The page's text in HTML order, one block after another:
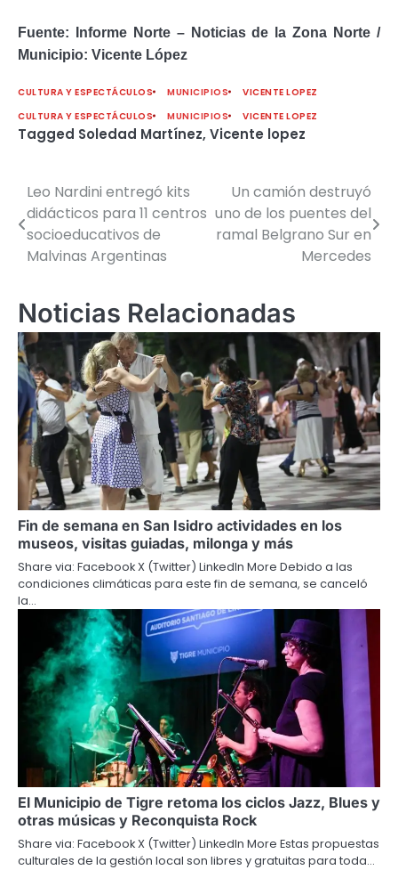
Fuente: Informe Norte – Noticias de la Zona Norte /
Municipio: Vicente López
CULTURA Y ESPECTÁCULOS MUNICIPIOS
VICENTE LOPEZ
CULTURA Y ESPECTÁCULOS
MUNICIPIOS VICENTE LOPEZ
Tagged Soledad Martínez, Vicente lopez
Navegación
de
entradas
Leo Nardini entregó kits
didácticos para 11 centros
socioeducativos de
Malvinas Argentinas
Un camión destruyó
uno de los puentes del
ramal Belgrano Sur en
Mercedes
Noticias Relacionadas
Fin de semana en San Isidro actividades en los
museos, visitas guiadas, milonga y más
Share via: Facebook X (Twitter) LinkedIn More Debido a las
condiciones climáticas para este fin de semana, se canceló
la…
El Municipio de Tigre retoma los ciclos Jazz, Blues y
otras músicas y Reconquista Rock
Share via: Facebook X (Twitter) LinkedIn More Estas propuestas
culturales de la gestión local son libres y gratuitas para toda…